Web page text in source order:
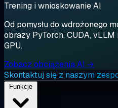
Trening i wnioskowanie AI
Od pomysłu do wdrożonego
obrazy PyTorch, CUDA,
GPU.
Zobacz obciążenia AI →
Skontaktuj się z naszym